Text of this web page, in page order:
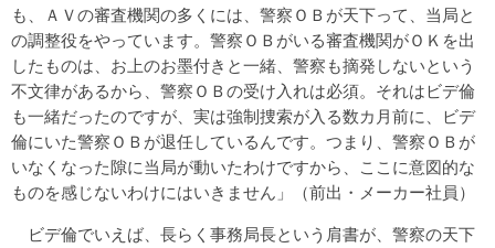
も、ＡＶの審査機関の多くには、警察ＯＢが天下って、当局と
の調整役をやっています。警察ＯＢがいる審査機関がＯＫを出
したものは、お上のお墨付きと一緒、警察も摘発しないという
不文律があるから、警察ＯＢの受け入れは必須。それはビデ倫
も一緒だったのですが、実は強制捜索が入る数カ月前に、ビデ
倫にいた警察ＯＢが退任しているんです。つまり、警察ＯＢが
いなくなった隙に当局が動いたわけですから、ここに意図的な
ものを感じないわけにはいきません」（前出・メーカー社員）
ビデ倫でいえば、長らく事務局長という肩書が、警察の天下